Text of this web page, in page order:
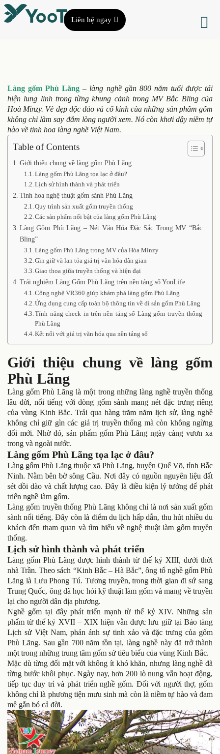
Liên hệ ngay
Làng gốm Phù Lãng – làng nghề gần 800 năm tuổi được tái
hiện lung linh trong từng khung cảnh trong MV Bắc Bling của
Hoà Minzy. Vẻ đẹp độc đáo và cổ kính của những sản phẩm gốm
không chỉ làm say đắm lòng người xem. Nó còn khơi dậy niềm tự
hào về tinh hoa làng nghề Việt Nam.
Table of Contents
Giới thiệu chung về làng gốm Phù Lãng
Làng gốm Phù Lãng tọa lạc ở đâu?
Lịch sử hình thành và phát triển
Tinh hoa nghệ thuật gốm sành Phù Lãng
Quy trình sản xuất gốm truyền thống
Các sản phẩm nổi bật của làng gốm Phù Lãng
Làng Gốm Phù Lãng – Nét Văn Hóa Đặc Sắc Trong MV “Bắc
Bling”
Làng gốm Phù Lãng trong MV của Hòa Minzy
Gìn giữ và lan tỏa giá trị văn hóa dân gian
Giao thoa giữa truyền thống và hiện đại
Trải nghiệm Làng Gốm Phù Lãng trên nền tảng số YooLife
Công nghệ VR360 giúp khám phá làng gốm Phù Lãng
Ứng dụng cung cấp toàn bộ thông tin về di sản gốm Phù Lãng
Tính năng check in trên nền tảng số Làng gốm truyền thống
Phù Lãng
Kết nối với giá trị văn hóa qua nền tảng số
Giới thiệu chung về làng gốm
Phù Lãng
Làng gốm Phù Lãng là một trong những làng nghề truyền thống
lâu đời, nổi tiếng với dòng gốm sành mang nét đặc trưng riêng
của vùng Kinh Bắc. Trải qua hàng trăm năm lịch sử, làng nghề
không chỉ giữ gìn các giá trị truyền thống mà còn không ngừng
đổi mới. Nhờ đó, sản phẩm gốm Phù Lãng ngày càng vươn xa
trong và ngoài nước.
Làng gốm Phù Lãng tọa lạc ở đâu?
Làng gốm Phù Lãng thuộc xã Phù Lãng, huyện Quế Võ, tỉnh Bắc
Ninh. Nằm bên bờ sông Cầu. Nơi đây có nguồn nguyên liệu đất
sét dồi dào và chất lượng cao. Đây là điều kiện lý tưởng để phát
triển nghề làm gốm.
Làng gốm truyền thống Phù Lãng không chỉ là nơi sản xuất gốm
sành nổi tiếng. Đây còn là điểm du lịch hấp dẫn, thu hút nhiều du
khách đến tham quan và tìm hiểu về nghệ thuật làm gốm truyền
thống.
Lịch sử hình thành và phát triển
Làng gốm Phù Lãng được hình thành từ thế kỷ XIII, dưới thời
nhà Trần. Theo sách “Kinh Bắc – Hà Bắc”, ông tổ nghề gốm Phù
Lãng là Lưu Phong Tú. Tương truyền, trong thời gian đi sứ sang
Trung Quốc, ông đã học hỏi kỹ thuật làm gốm và mang về truyền
lại cho người dân địa phương.
Nghề gốm tại đây phát triển mạnh từ thế kỷ XIV. Những sản
phẩm từ thế kỷ XVII – XIX hiện vẫn được lưu giữ tại Bảo tàng
Lịch sử Việt Nam, phản ánh sự tinh xảo và đặc trưng của gốm
Phù Lãng. Sau gần 700 năm tồn tại, làng nghề này đã trở thành
một trong những trung tâm gốm sứ tiêu biểu của vùng Kinh Bắc.
Mặc dù từng đối mặt với không ít khó khăn, nhưng làng nghề đã
từng bước khôi phục. Ngày nay, hơn 200 lò nung vẫn hoạt động,
tiếp tục duy trì và phát triển nghề gốm. Đối với người thợ, gốm
không chỉ là phương tiện mưu sinh mà còn là niềm tự hào và đam
mê gắn bó cả đời.